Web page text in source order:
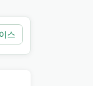
스